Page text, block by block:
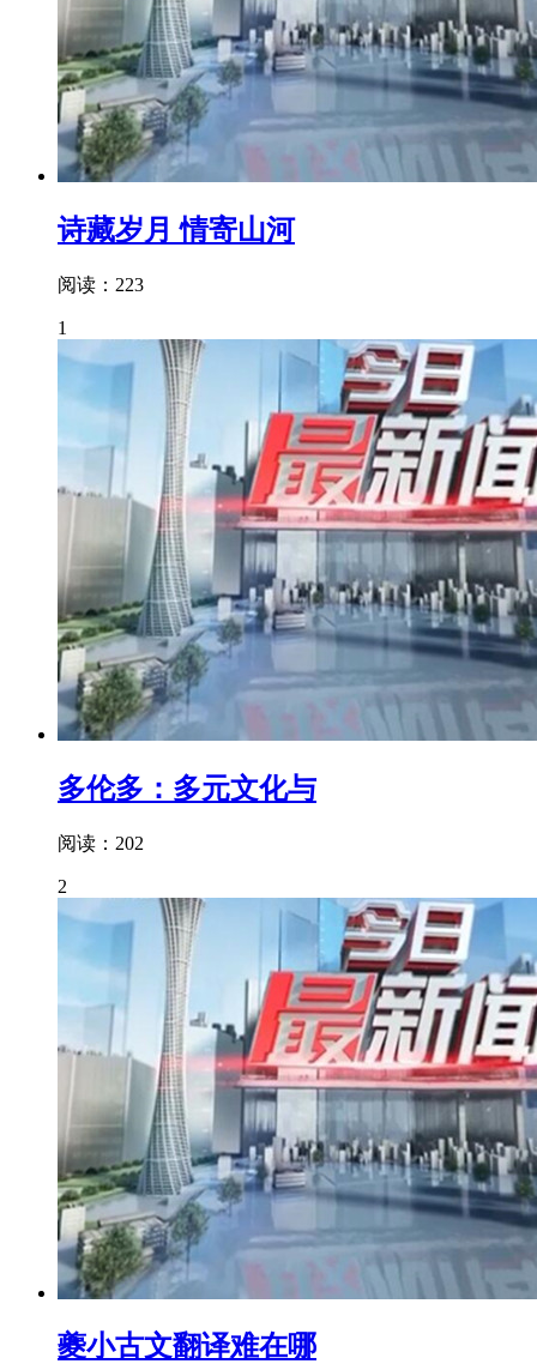
诗藏岁月 情寄山河
阅读：223
1
多伦多：多元文化与
阅读：202
2
夔小古文翻译难在哪